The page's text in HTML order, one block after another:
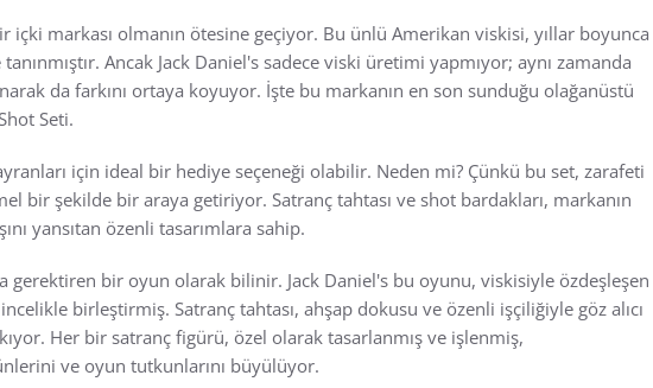
içki markası olmanın ötesine geçiyor. Bu ünlü Amerikan viskisi, yıllar boyunca
Ancak Jack Daniel's sadece viski üretimi yapmıyor; aynı zamanda
da farkını ortaya koyuyor. İşte bu markanın en son sunduğu olağanüstü
Seti.
için ideal bir hediye seçeneği olabilir. Neden mi? Çünkü bu set, zarafeti
bir şekilde bir araya getiriyor. Satranç tahtası ve shot bardakları, markanın
yansıtan özenli tasarımlara sahip.
gerektiren bir oyun olarak bilinir. Jack Daniel's bu oyunu, viskisiyle özdeşleşen
birleştirmiş. Satranç tahtası, ahşap dokusu ve özenli işçiliğiyle göz alıcı
Her bir satranç figürü, özel olarak tasarlanmış ve işlenmiş,
ve oyun tutkunlarını büyülüyor.